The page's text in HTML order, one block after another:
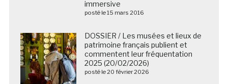
DOSSIER / Les musées et lieux de
patrimoine français publient et
2025 (20/02/2026)
posté le 20 février 2026
La société hexagonale BryanThings